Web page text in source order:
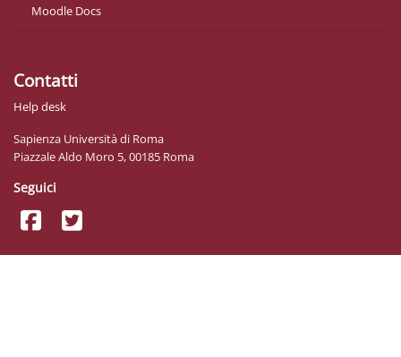
Moodle Docs
Contatti
Help desk
Sapienza Università di Roma
Piazzale Aldo Moro 5, 00185 Roma
Seguici